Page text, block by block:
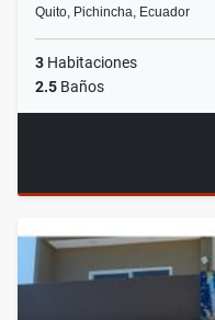
Quito, Pichincha, Ecuador
3 Habitaciones
2.5 Baños